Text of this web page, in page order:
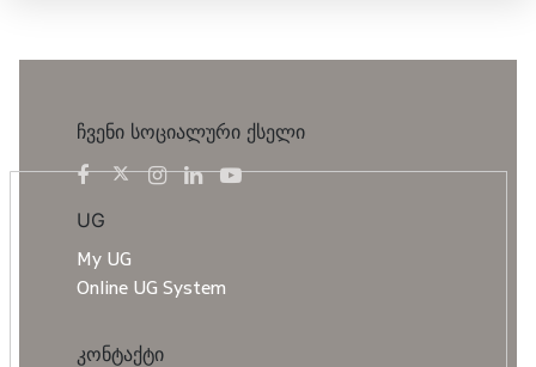
ჩვენი სოციალური ქსელი
UG
My UG
Online UG System
კონტაქტი